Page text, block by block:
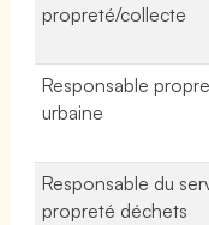
propreté/collecte
Responsable
urbaine
Responsable du
propreté déchets